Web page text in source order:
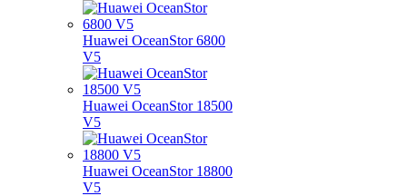
Huawei OceanStor 6800
V5
Huawei OceanStor 18500
V5
Huawei OceanStor 18800
V5